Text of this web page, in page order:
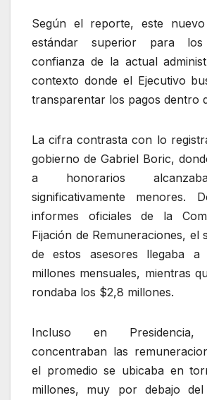
Según el reporte, este
estándar superior para
confianza de la actual
contexto donde el Ejecutivo
transparentar los pagos dentro
La cifra contrasta con lo
gobierno de Gabriel Boric,
a honorarios
significativamente menores.
informes oficiales de la
Fijación de Remuneraciones, el
de estos asesores llegaba
millones mensuales, mientras
rondaba los $2,8 millones.
Incluso en
concentraban las
el promedio se ubicaba en
millones, muy por debajo